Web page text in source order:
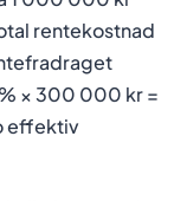
rentekostnad
× 300 000 kr =
effektiv